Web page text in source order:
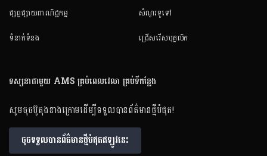
ផ្សព្វផ្សាយពាណិជ្ជកម្ម
ទំនាក់ទំនង
សំណួរទូទៅ
ជ្រើសរើសបុគ្គលិក
ទស្សនាជាមួយ AMS គ្រប់ពេលវេលា គ្រប់ទីកន្លែង
សូមចុចប៊ូតុងខាងក្រោមដើម្បីទទួលបានព័ត៌មានថ្មីបំផុត!
ចុចទទួលបានព័ត៌មានថ្មីបំផុតឥឡូវនេះ